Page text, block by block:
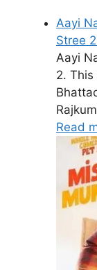
Aayi
Stree
Aayi
2.
Read